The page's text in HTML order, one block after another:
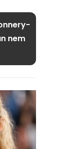
nem